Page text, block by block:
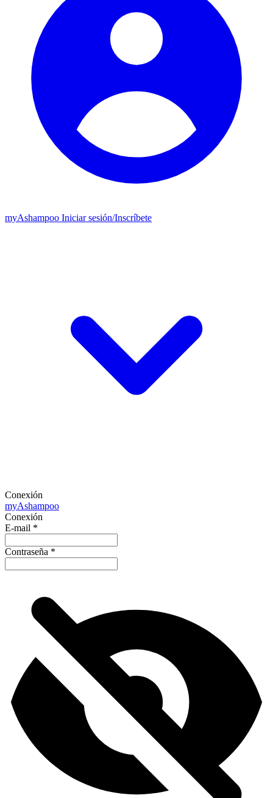
myAshampoo Iniciar sesión/Inscríbete
Conexión
myAshampoo
Conexión
E-mail *
Contraseña *